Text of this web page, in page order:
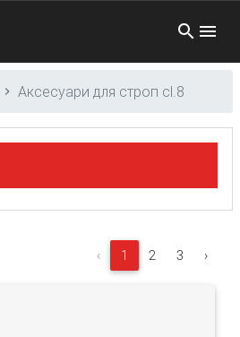
Аксесуари для строп cl.8
‹ 1 2 3 ›